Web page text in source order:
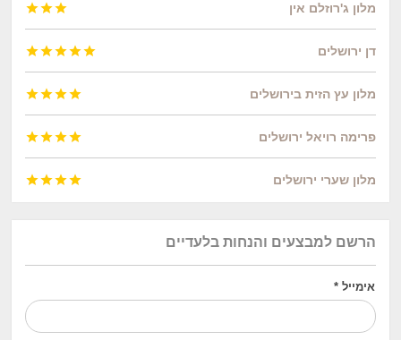
הרשם למבצעים והנחות בלעדיים
אימייל*
מלון ג'רוזלם אין 


דן ירושלים 




מלון עץ הזית בירושלים 



פרימה רויאל ירושלים 



מלון שערי ירושלים 


